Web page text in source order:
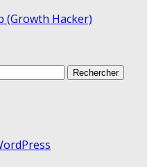
(Growth Hacker)